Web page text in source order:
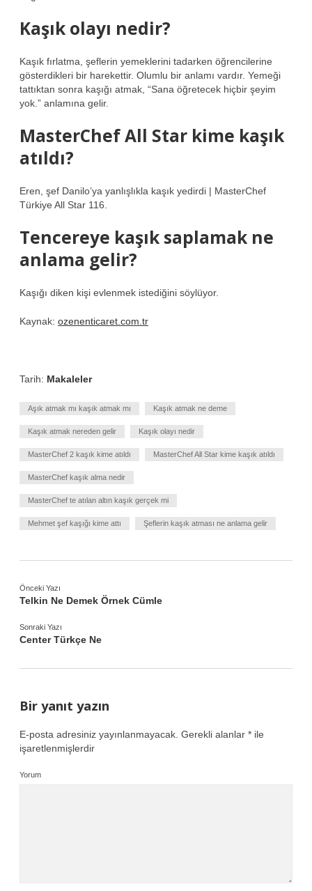
Kaşık olayı nedir?
Kaşık fırlatma, şeflerin yemeklerini tadarken öğrencilerine
gösterdikleri bir harekettir. Olumlu bir anlamı vardır. Yemeği
tattıktan sonra kaşığı atmak, “Sana öğretecek hiçbir şeyim
yok.” anlamına gelir.
MasterChef All Star kime kaşık
atıldı?
Eren, şef Danilo’ya yanlışlıkla kaşık yedirdi | MasterChef
Türkiye All Star 116.
Tencereye kaşık saplamak ne
anlama gelir?
Kaşığı diken kişi evlenmek istediğini söylüyor.
Kaynak: ozenenticaret.com.tr
Tarih: Makaleler
Aşık atmak mı kaşık atmak mı Kaşık atmak ne deme
Kaşık atmak nereden gelir Kaşık olayı nedir
MasterChef 2 kaşık kime atıldı MasterChef All Star kime kaşık atıldı
MasterChef kaşık alma nedir
MasterChef te atılan altın kaşık gerçek mi
Mehmet şef kaşığı kime attı Şeflerin kaşık atması ne anlama gelir
Önceki Yazı
Telkin Ne Demek Örnek Cümle
Sonraki Yazı
Center Türkçe Ne
Bir yanıt yazın
E-posta adresiniz yayınlanmayacak. Gerekli alanlar * ile
işaretlenmişlerdir
Yorum